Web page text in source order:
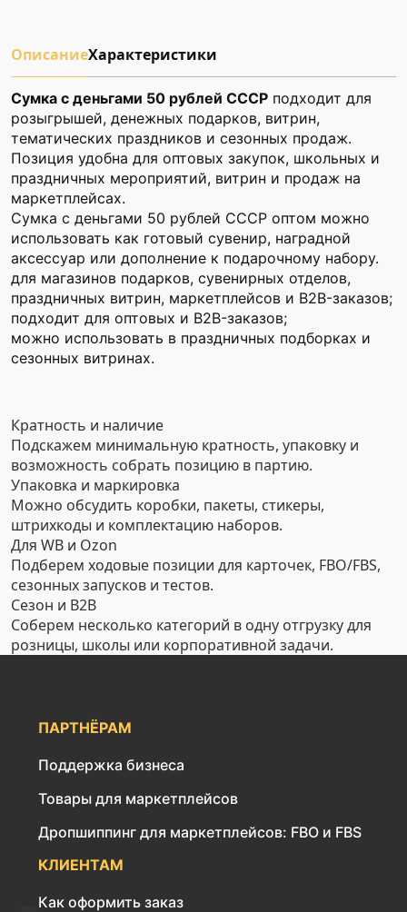
ОписаниеХарактеристики
Сумка с деньгами 50 рублей СССР подходит для
розыгрышей, денежных подарков, витрин,
тематических праздников и сезонных продаж.
Позиция удобна для оптовых закупок, школьных и
праздничных мероприятий, витрин и продаж на
маркетплейсах.
Сумка с деньгами 50 рублей СССР оптом можно
использовать как готовый сувенир, наградной
аксессуар или дополнение к подарочному набору.
для магазинов подарков, сувенирных отделов,
праздничных витрин, маркетплейсов и B2B-заказов;
подходит для оптовых и B2B-заказов;
можно использовать в праздничных подборках и
сезонных витринах.
Кратность и наличие
Подскажем минимальную кратность, упаковку и
возможность собрать позицию в партию.
Упаковка и маркировка
Можно обсудить коробки, пакеты, стикеры,
штрихкоды и комплектацию наборов.
Для WB и Ozon
Подберем ходовые позиции для карточек, FBO/FBS,
сезонных запусков и тестов.
Сезон и B2B
Соберем несколько категорий в одну отгрузку для
розницы, школы или корпоративной задачи.
ПАРТНЁРАМ
Поддержка бизнеса
Товары для маркетплейсов
Дропшиппинг для маркетплейсов: FBO и FBS
КЛИЕНТАМ
Как оформить заказ